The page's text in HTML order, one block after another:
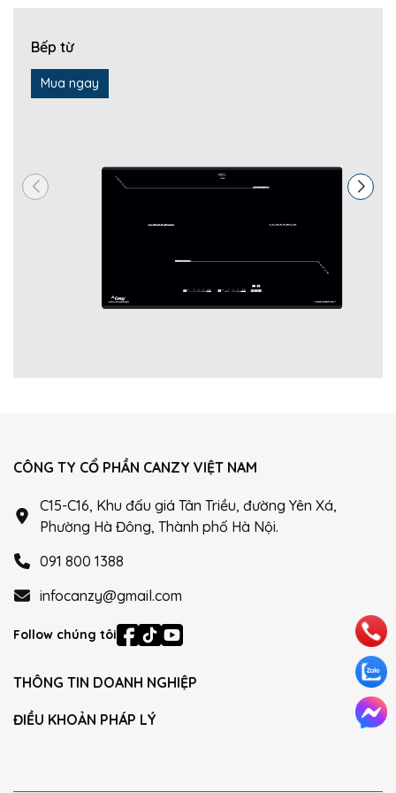
Bếp từ
Mua ngay
CÔNG TY CỔ PHẦN CANZY VIỆT NAM
C15-C16, Khu đấu giá Tân Triều, đường Yên Xá,
Phường Hà Đông, Thành phố Hà Nội.
091 800 1388
infocanzy@gmail.com
Follow chúng tôi
THÔNG TIN DOANH NGHIỆP
ĐIỀU KHOẢN PHÁP LÝ